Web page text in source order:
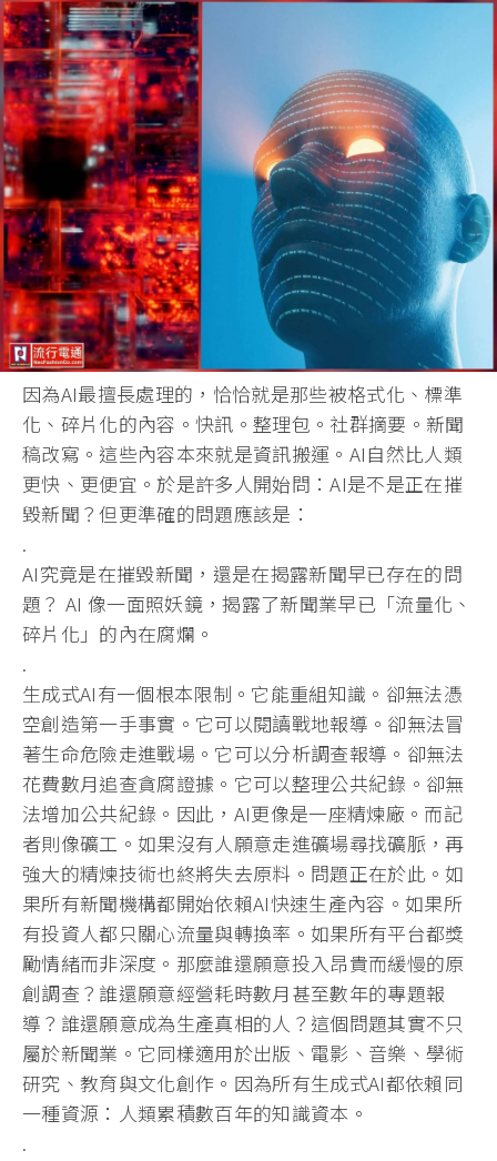
因為AI最擅長處理的，恰恰就是那些被格式化、標準
化、碎片化的內容。快訊。整理包。社群摘要。新聞
稿改寫。這些內容本來就是資訊搬運。AI自然比人類
更快、更便宜。於是許多人開始問：AI是不是正在摧
毀新聞？但更準確的問題應該是：
.
AI究竟是在摧毀新聞，還是在揭露新聞早已存在的問
題？ AI 像一面照妖鏡，揭露了新聞業早已「流量化、
碎片化」的內在腐爛。
.
生成式AI有一個根本限制。它能重組知識。卻無法憑
空創造第一手事實。它可以閱讀戰地報導。卻無法冒
著生命危險走進戰場。它可以分析調查報導。卻無法
花費數月追查貪腐證據。它可以整理公共紀錄。卻無
法增加公共紀錄。因此，AI更像是一座精煉廠。而記
者則像礦工。如果沒有人願意走進礦場尋找礦脈，再
強大的精煉技術也終將失去原料。問題正在於此。如
果所有新聞機構都開始依賴AI快速生產內容。如果所
有投資人都只關心流量與轉換率。如果所有平台都獎
勵情緒而非深度。那麼誰還願意投入昂貴而緩慢的原
創調查？誰還願意經營耗時數月甚至數年的專題報
導？誰還願意成為生產真相的人？這個問題其實不只
屬於新聞業。它同樣適用於出版、電影、音樂、學術
研究、教育與文化創作。因為所有生成式AI都依賴同
一種資源：人類累積數百年的知識資本。
.